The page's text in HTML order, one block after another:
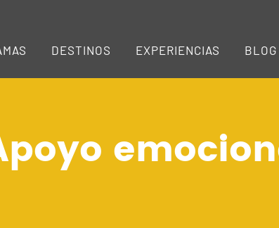
DESTINOS EXPERIENCIAS BLOG